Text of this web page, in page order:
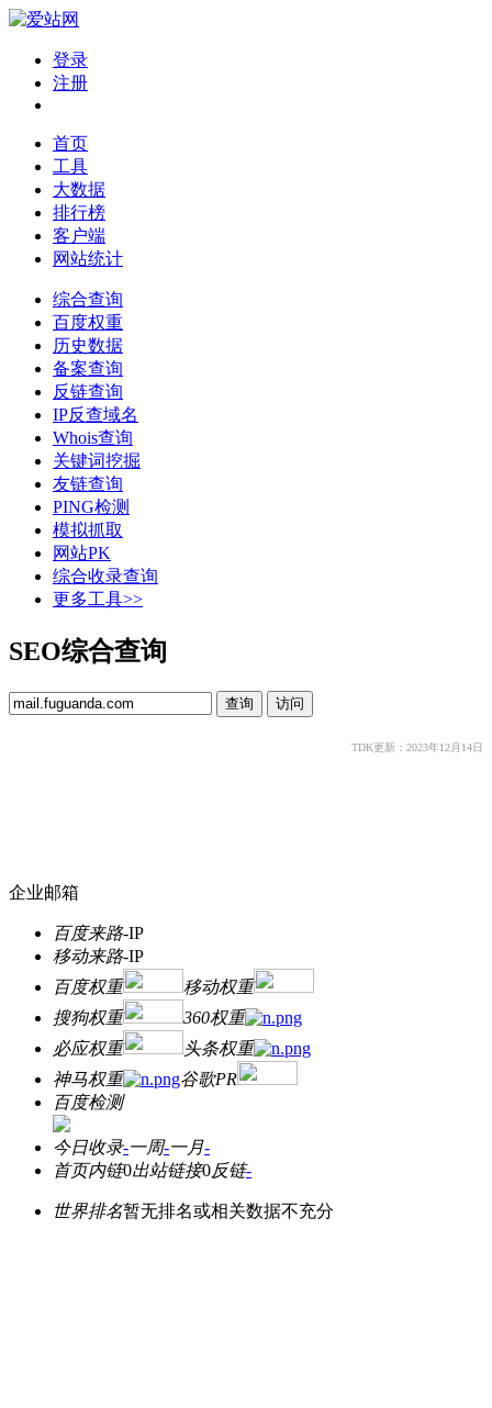
登录
注册
首页
工具
大数据
排行榜
客户端
网站统计
综合查询
百度权重
历史数据
备案查询
反链查询
IP反查域名
Whois查询
关键词挖掘
友链查询
PING检测
模拟抓取
网站PK
综合收录查询
更多工具>>
SEO综合查询
TDK更新：2023年12月14日
企业邮箱
百度来路-IP
移动来路-IP
百度权重
移动权重
搜狗权重
360权重
必应权重
头条权重
神马权重
谷歌PR
百度检测
今日收录-一周-一月-
首页内链0出站链接0反链-
世界排名暂无排名或相关数据不充分